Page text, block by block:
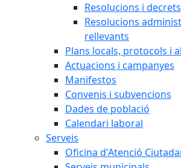
Resolucions i decrets
Resolucions
rellevants
Plans locals, protocols i
Actuacions i campanyes
Manifestos
Convenis i subvencions
Dades de població
Calendari laboral
Serveis
Oficina d'Atenció